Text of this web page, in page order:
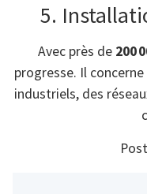
5.
Avec près de 200
progresse. Il
industriels, des